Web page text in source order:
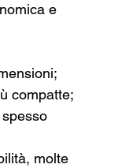
e
compatte;
molte